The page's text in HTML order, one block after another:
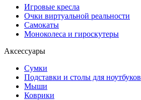
Игровые кресла
Очки виртуальной реальности
Самокаты
Моноколеса и гироскутеры
Аксессуары
Сумки
Подставки и столы для ноутбуков
Мыши
Коврики